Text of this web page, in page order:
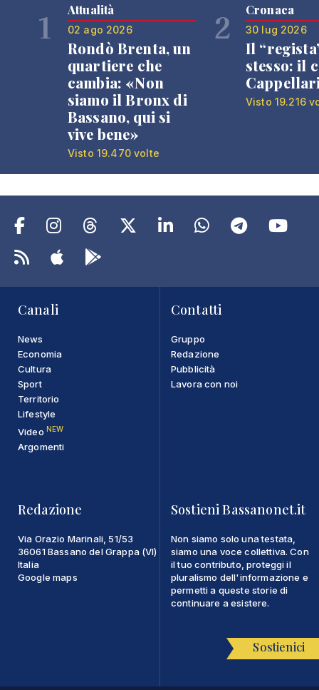
1 Attualità
02 ago 2026
Rondò Brenta, un
quartiere che
cambia: «Non
siamo il Bronx di
Bassano, qui si
vive bene»
Visto 19.470 volte
2 Cronaca
30 lug 2026
Il
stesso: il
Visto 19.216
Canali
News
Economia
Cultura
Sport
Territorio
Lifestyle
Video NEW
Argomenti
Contatti
Gruppo
Redazione
Pubblicità
Lavora con noi
Redazione
Via Orazio Marinali, 51/53
36061 Bassano del Grappa (VI)
Italia
Google maps
Sostieni Bassanonet.it
Non siamo solo una testata,
siamo una voce collettiva. Con
il tuo contributo, proteggi il
pluralismo dell'informazione e
permetti a queste storie di
continuare a esistere.
Sostienici